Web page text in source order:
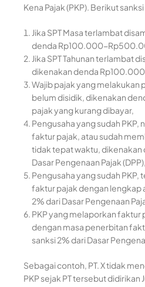
Kena Pajak (PKP). Berikut
Jika SPT Masa terlambat
denda Rp100.000-
Jika SPT Tahunan terlambat
dikenakan denda
Wajib pajak yang melakukan
belum disidik, dikenakan
pajak yang kurang dibayar,
Pengusaha yang sudah
faktur pajak, atau sudah
tidak tepat waktu, dikenakan
Dasar Pengenaan Pajak (DPP),
Pengusaha yang sudah PKP,
faktur pajak dengan lengkap
2% dari Dasar Pengenaan
PKP yang melaporkan faktur
dengan masa penerbitan
sanksi 2% dari Dasar
Sebagai contoh, PT. X tidak
PKP sejak PT tersebut didirikan